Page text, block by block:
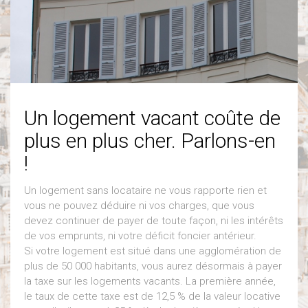
Un logement vacant coûte de
plus en plus cher. Parlons-en
!
Un logement sans locataire ne vous rapporte rien et
vous ne pouvez déduire ni vos charges, que vous
devez continuer de payer de toute façon, ni les intérêts
de vos emprunts, ni votre déficit foncier antérieur.
Si votre logement est situé dans une agglomération de
plus de 50 000 habitants, vous aurez désormais à payer
la taxe sur les logements vacants. La première année,
le taux de cette taxe est de 12,5 % de la valeur locative